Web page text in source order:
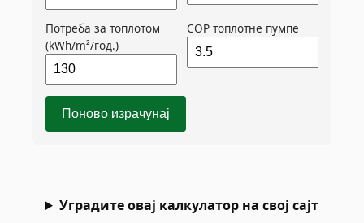
Потреба за топлотом
(kWh/m²/год.)
COP топлотне пумпе
Поново израчунај
Уградите овај калкулатор на свој сајт